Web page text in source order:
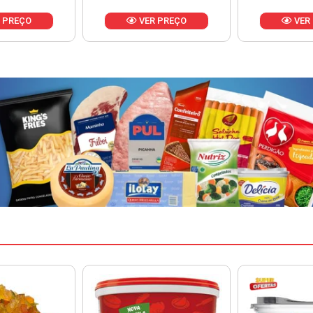
PREÇO VER PREÇO VER